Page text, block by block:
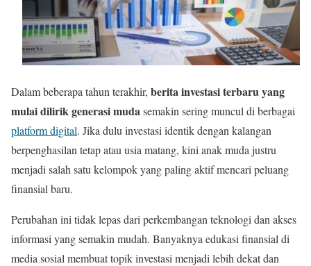
Dalam beberapa tahun terakhir, berita investasi terbaru yang
mulai dilirik generasi muda semakin sering muncul di berbagai
platform digital. Jika dulu investasi identik dengan kalangan
berpenghasilan tetap atau usia matang, kini anak muda justru
menjadi salah satu kelompok yang paling aktif mencari peluang
finansial baru.
Perubahan ini tidak lepas dari perkembangan teknologi dan akses
informasi yang semakin mudah. Banyaknya edukasi finansial di
media sosial membuat topik investasi menjadi lebih dekat dan